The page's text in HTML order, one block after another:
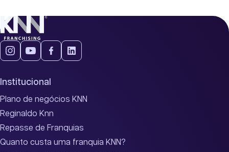
Institucional
Plano de negócios KNN
Reginaldo Knn
Repasse de Franquias
Quanto custa uma franquia KNN?